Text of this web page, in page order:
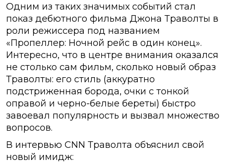
Одним из таких значимых событий стал
показ дебютного фильма Джона Траволты в
роли режиссера под названием
«Пропеллер: Ночной рейс в один конец».
Интересно, что в центре внимания оказался
не столько сам фильм, сколько новый образ
Траволты: его стиль (аккуратно
подстриженная борода, очки с тонкой
оправой и черно-белые береты) быстро
завоевал популярность и вызвал множество
вопросов.
В интервью CNN Траволта объяснил свой
новый имидж: